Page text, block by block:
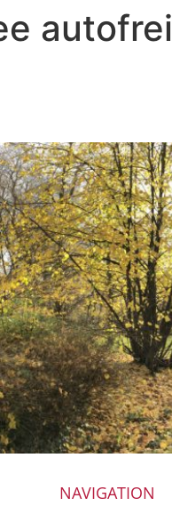
autofrei
NAVIGATION